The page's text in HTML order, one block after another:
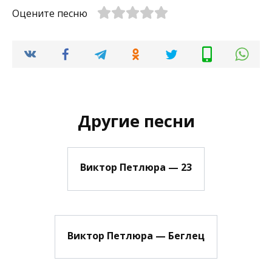
Оцените песню
Другие песни
Виктор Петлюра — 23
Виктор Петлюра — Беглец